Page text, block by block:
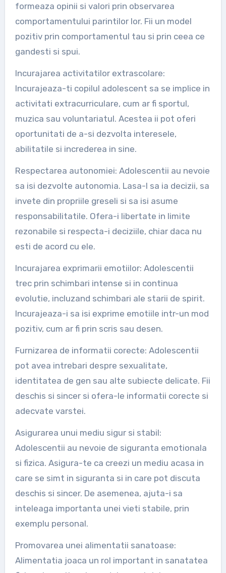
formeaza opinii si valori prin observarea
comportamentului parintilor lor. Fii un model
pozitiv prin comportamentul tau si prin ceea ce
gandesti si spui.
Incurajarea activitatilor extrascolare:
Incurajeaza-ti copilul adolescent sa se implice in
activitati extracurriculare, cum ar fi sportul,
muzica sau voluntariatul. Acestea ii pot oferi
oportunitati de a-si dezvolta interesele,
abilitatile si increderea in sine.
Respectarea autonomiei: Adolescentii au nevoie
sa isi dezvolte autonomia. Lasa-l sa ia decizii, sa
invete din propriile greseli si sa isi asume
responsabilitatile. Ofera-i libertate in limite
rezonabile si respecta-i deciziile, chiar daca nu
esti de acord cu ele.
Incurajarea exprimarii emotiilor: Adolescentii
trec prin schimbari intense si in continua
evolutie, incluzand schimbari ale starii de spirit.
Incurajeaza-i sa isi exprime emotiile intr-un mod
pozitiv, cum ar fi prin scris sau desen.
Furnizarea de informatii corecte: Adolescentii
pot avea intrebari despre sexualitate,
identitatea de gen sau alte subiecte delicate. Fii
deschis si sincer si ofera-le informatii corecte si
adecvate varstei.
Asigurarea unui mediu sigur si stabil:
Adolescentii au nevoie de siguranta emotionala
si fizica. Asigura-te ca creezi un mediu acasa in
care se simt in siguranta si in care pot discuta
deschis si sincer. De asemenea, ajuta-i sa
inteleaga importanta unei vieti stabile, prin
exemplu personal.
Promovarea unei alimentatii sanatoase:
Alimentatia joaca un rol important in sanatatea